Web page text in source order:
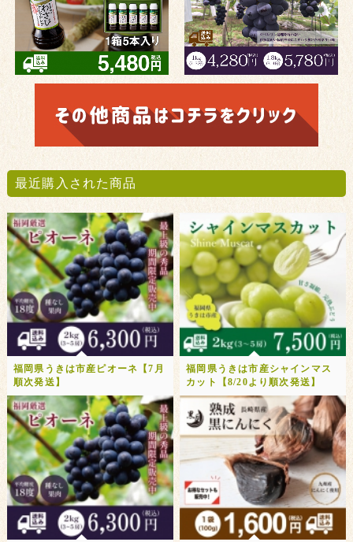
最近購入された商品
福岡県うきは市産ピオーネ【7月
順次発送】
福岡県うきは市産シャインマス
カット【8/20より順次発送】